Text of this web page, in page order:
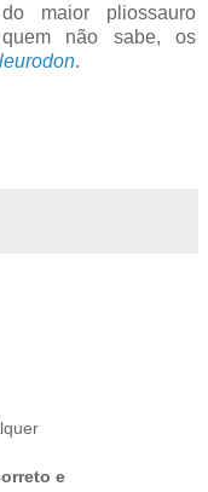
maior pliossauro
não sabe, os
.
e